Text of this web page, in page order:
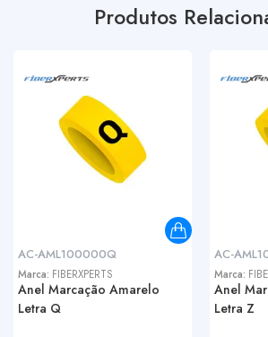
Produtos
AC-AML100000Q
Marca: FIBERXPERTS
Anel Marcação Amarelo
Letra Q
AC-
Marca:
Anel
Letra Z